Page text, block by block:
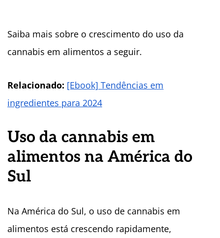
Saiba mais sobre o crescimento do uso da
cannabis em alimentos a seguir.
Relacionado: [Ebook] Tendências em
ingredientes para 2024
Uso da cannabis em
alimentos na América do
Sul
Na América do Sul, o uso de cannabis em
alimentos está crescendo rapidamente,